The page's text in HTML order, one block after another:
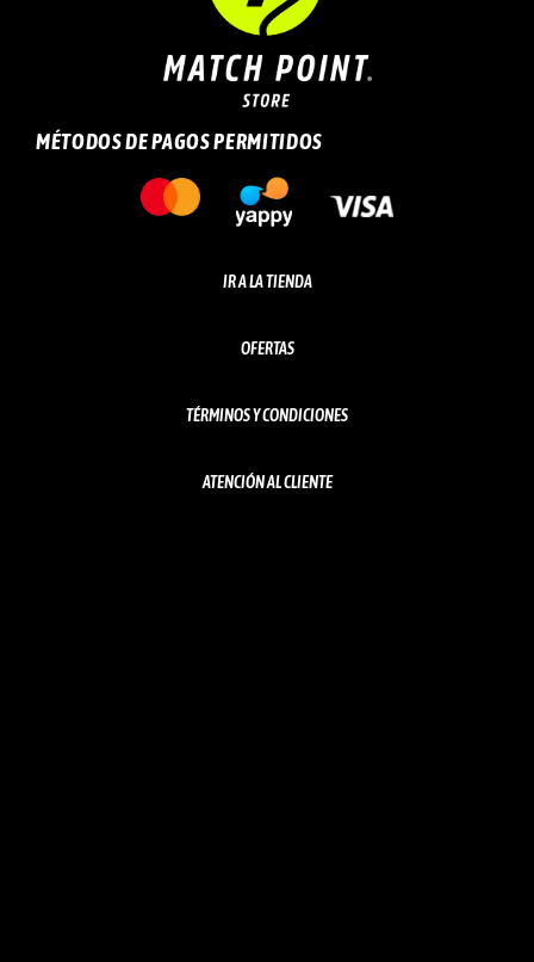
MÉTODOS DE PAGOS PERMITIDOS
IR A LA TIENDA
OFERTAS
TÉRMINOS Y CONDICIONES
ATENCIÓN AL CLIENTE